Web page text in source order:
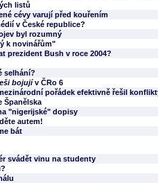
listů
cévy varují před kouřením
v České republice?
byl rozumný
k novinářům"
prezident Bush v roce 2004?
selhání?
bojujív ČRo 6
pořádek efektivně řešil
Španělska
"nigerijské" dopisy
autem!
bát
svádět vinu na studenty